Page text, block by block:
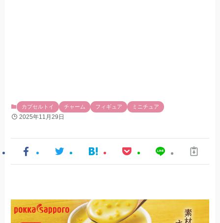
カプセルトイ チャーム フィギュア ミニチュア
2025年11月29日